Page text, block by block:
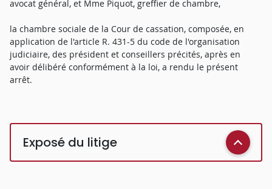
avocat général, et Mme Piquot, greffier de chambre,
la chambre sociale de la Cour de cassation, composée, en
application de l'article R. 431-5 du code de l'organisation
judiciaire, des président et conseillers précités, après en
avoir délibéré conformément à la loi, a rendu le présent
arrêt.
Exposé du litige